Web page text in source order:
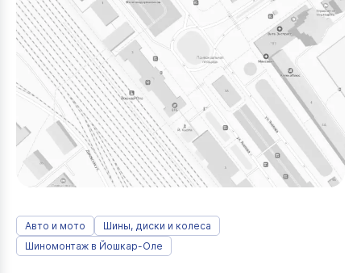
Авто и мото
Шины, диски и колеса
Шиномонтаж в Йошкар-Оле